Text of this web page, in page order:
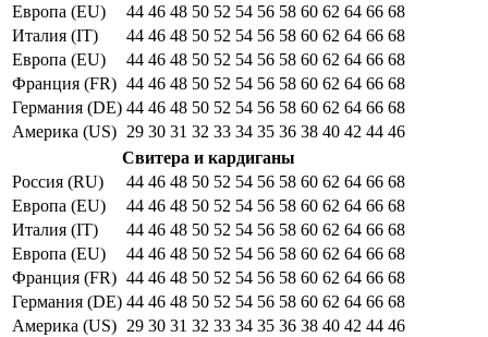
Европа (EU)
44 46 48 50 52 54 56 58 60 62 64 66 68
Италия (IT)
44 46 48 50 52 54 56 58 60 62 64 66 68
Европа (EU)
44 46 48 50 52 54 56 58 60 62 64 66 68
Франция (FR) 44 46 48 50 52 54 56 58 60 62 64 66 68
Германия (DE) 44 46 48 50 52 54 56 58 60 62 64 66 68
Америка (US) 29 30 31 32 33 34 35 36 38 40 42 44 46
Свитера и кардиганы
Россия (RU)
44 46 48 50 52 54 56 58 60 62 64 66 68
Европа (EU)
44 46 48 50 52 54 56 58 60 62 64 66 68
Италия (IT)
44 46 48 50 52 54 56 58 60 62 64 66 68
Европа (EU)
44 46 48 50 52 54 56 58 60 62 64 66 68
Франция (FR) 44 46 48 50 52 54 56 58 60 62 64 66 68
Германия (DE) 44 46 48 50 52 54 56 58 60 62 64 66 68
Америка (US) 29 30 31 32 33 34 35 36 38 40 42 44 46